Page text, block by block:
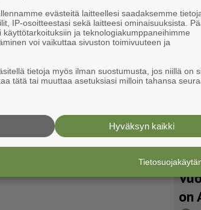
on
evästeitä laitteellesi saadaksemme
IP-osoitteestasi sekä laitteesi ominaisuuksista.
ja teknologiakumppaneihimme
voi vaikuttaa sivuston toimivuuteen ja
tietoja myös ilman suostumusta, jos niillä on
tätä tai muuttaa asetuksiasi milloin tahansa
Hyväksyn kaikki